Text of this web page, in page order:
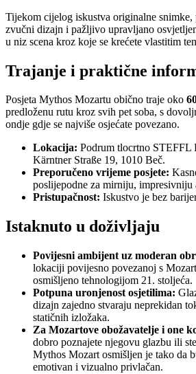
Tijekom cijelog iskustva originalne snimke,
zvučni dizajn i pažljivo upravljano
u niz scena kroz koje se krećete vlastitim
Trajanje i praktične
Posjeta Mythos Mozartu obično traje oko
predloženu rutu kroz svih pet soba, s
ondje gdje se najviše osjećate povezano.
Lokacija: Podrum tlocrtno STEFFL
Kärntner Straße 19, 1010 Beč.
Preporučeno vrijeme posjete:
poslijepodne za mirniju, impresivniju
Pristupačnost: Iskustvo je bez
Istaknuto u doživljaju
Povijesni ambijent uz moderan
lokaciji povijesno povezanoj s
osmišljeno tehnologijom 21. stoljeća.
Potpuna uronjenost osjetilima:
dizajn zajedno stvaraju neprekidan
statičnih izložaka.
Za Mozartove obožavatelje i one
dobro poznajete njegovu glazbu ili
Mythos Mozart osmišljen je tako da
emotivan i vizualno privlačan.